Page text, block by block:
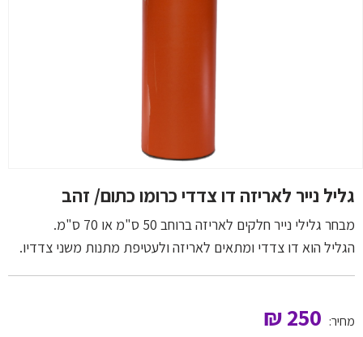
גליל נייר לאריזה דו צדדי כרומו כתום/ זהב
מבחר גלילי נייר חלקים לאריזה ברוחב 50 ס"מ או 70 ס"מ.
הגליל הוא דו צדדי ומתאים לאריזה ולעטיפת מתנות משני צדדיו.
מחיר: 250
₪